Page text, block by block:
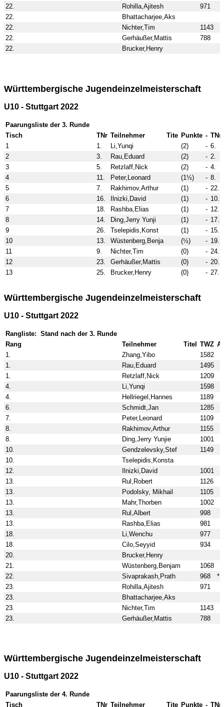
22.
Rohilla,Ajitesh
971
22.
Bhattacharjee,Aks
22.
Nichter,Tim
1143
22.
Gerhäußer,Mattis
788
22.
Brucker,Henry
Württembergische Jugendeinzelmeisterschaft
U10 - Stuttgart 2022
Paarungsliste der 3. Runde
Tisch
TNr Teilnehmer Tite Punkte - TNr
1
1. Li,Yunqi (2) - 6.
2
3. Rau,Eduard (2) - 2.
3
5. Retzlaff,Nick (2) - 4.
4
11. Peter,Leonard (1½) - 8.
5
7. Rakhimov,Arthur (1) - 22.
6
16. Ilnizki,David (1) - 10.
7
18. Rashba,Elias (1) - 12.
8
14. Ding,Jerry Yunji (1) - 17.
9
26. Tselepidis,Konst (1) - 15.
10
13. Wüstenberg,Benja (½) - 19.
11
9. Nichter,Tim (0) - 24.
12
23. Gerhäußer,Mattis (0) - 20.
13
25. Brucker,Henry (0) - 27.
Württembergische Jugendeinzelmeisterschaft
U10 - Stuttgart 2022
Rangliste: Stand nach der 3. Runde
Rang
Teilnehmer Titel TWZ At
1.
Zhang,Yibo
1582
1.
Rau,Eduard
1495
1.
Retzlaff,Nick
1209
4.
Li,Yunqi
1598
4.
Hellriegel,Hannes
1189
6.
Schmidt,Jan
1285
7.
Peter,Leonard
1109
8.
Rakhimov,Arthur
1155
8.
Ding,Jerry Yunjie
1001
10.
Gendzelevsky,Stef
1149
10.
Tselepidis,Konsta
12.
Ilnizki,David
1001
13.
Rul,Robert
1126
13.
Podolsky, Mikhail
1105
13.
Mahr,Thorben
1002
13.
Rul,Albert
998
13.
Rashba,Elias
981
18.
Li,Wenchu
977
18.
Cilo,Seyyid
934
20.
Brucker,Henry
21.
Wüstenberg,Benjam
1068
22.
Sivaprakash,Prath 968
*
23.
Rohilla,Ajitesh
971
23.
Bhattacharjee,Aks
23.
Nichter,Tim
1143
23.
Gerhäußer,Mattis 788
Württembergische Jugendeinzelmeisterschaft
U10 - Stuttgart 2022
Paarungsliste der 4. Runde
Tisch
TNr Teilnehmer Tite Punkte - TNr